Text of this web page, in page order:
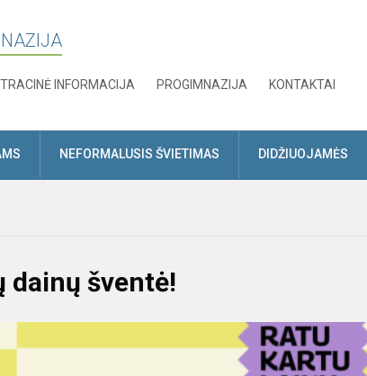
INFORMACIJA PROGIMNAZIJA KONTAKTAI
NEFORMALUSIS ŠVIETIMAS DIDŽIUOJAMĖS
dainų šventė!